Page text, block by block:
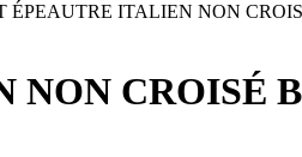
ÉPEAUTRE ITALIEN NON
CROISÉ